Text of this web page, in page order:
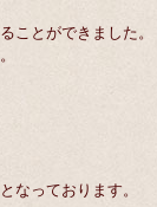
ことができました。
なっております。